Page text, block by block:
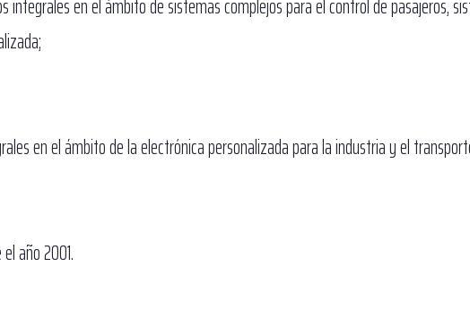
en el ámbito de sistemas complejos para el control de pasajeros,
en el ámbito de la electrónica personalizada para la industria y el
año 2001.